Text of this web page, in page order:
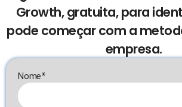
Growth, gratuita, para
pode começar com a
empresa.
Nome*